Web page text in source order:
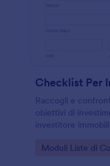
Raccogli e
obiettivi di
investitore
gestiscono la
Go to Category:
Moduli Liste di